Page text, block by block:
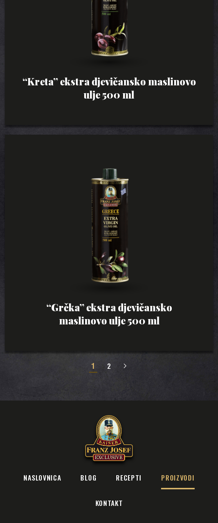
“Kreta” ekstra djevičansko maslinovo
ulje 500 ml
“Grčka” ekstra djevičansko
maslinovo ulje 500 ml
1 2 »
NASLOVNICA BLOG RECEPTI PROIZVODI
KONTAKT